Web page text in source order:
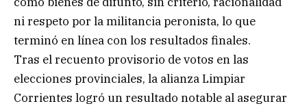
ni respeto por la militancia peronista, lo que
terminó en línea con los resultados finales.
Tras el recuento provisorio de votos en las
elecciones provinciales, la alianza Limpiar
Corrientes logró un resultado notable al asegurar